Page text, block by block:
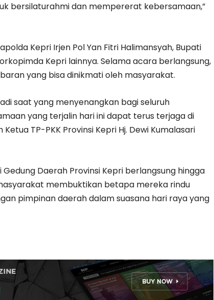
bersilaturahmi dan mempererat kebersamaan,”
Kepri Irjen Pol Yan Fitri Halimansyah, Bupati
Kepri lainnya. Selama acara berlangsung,
yang bisa dinikmati oleh masyarakat.
saat yang menyenangkan bagi seluruh
yang terjalin hari ini dapat terus terjaga di
TP-PKK Provinsi Kepri Hj. Dewi Kumalasari
Gedung Daerah Provinsi Kepri berlangsung hingga
membuktikan betapa mereka rindu
pimpinan daerah dalam suasana hari raya yang